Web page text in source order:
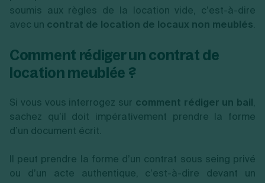
soumis aux règles de la location vide, c’est-à-dire
avec un contrat de location de locaux non meublés.
Comment rédiger un contrat de
location meublée ?
Si vous vous interrogez sur comment rédiger un bail,
sachez qu’il doit impérativement prendre la forme
d’un document écrit.
Il peut prendre la forme d’un contrat sous seing privé
ou d’un acte authentique, c’est-à-dire devant un